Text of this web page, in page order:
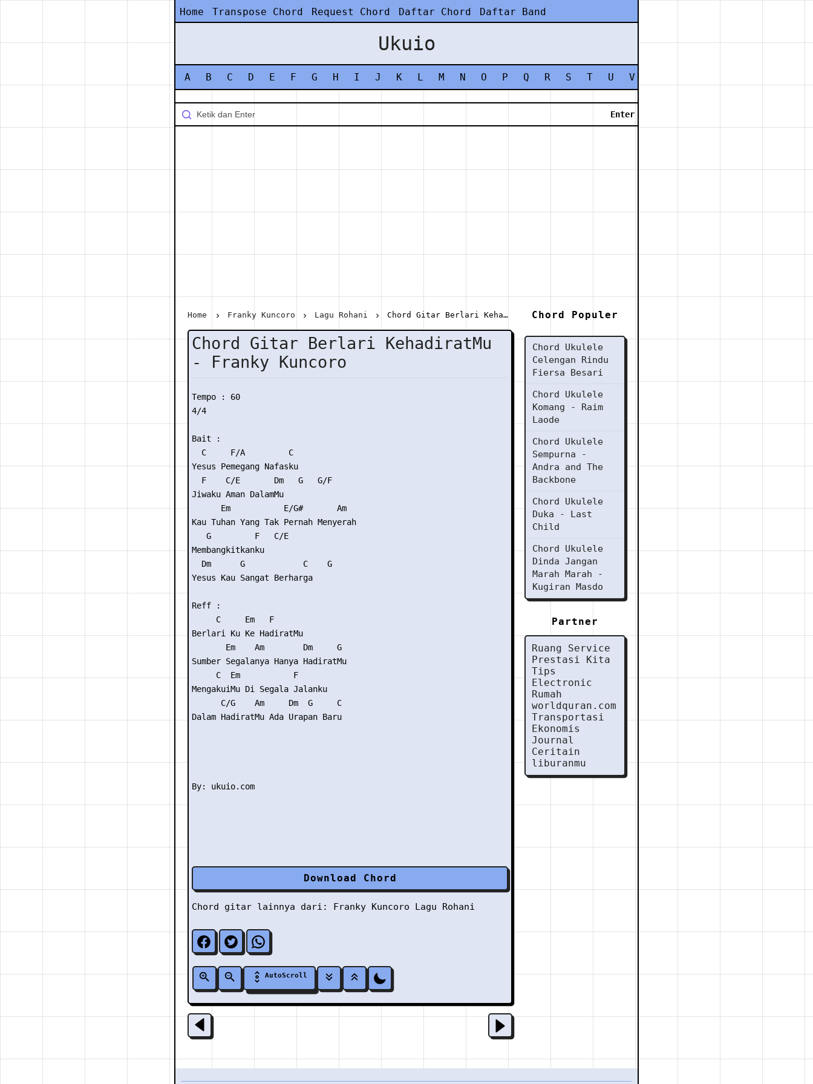
Home Transpose Chord Request Chord Daftar Chord Daftar Band
Ukuio
A B C D E F G H I J K L M N O P Q R S T U V
Home Franky Kuncoro Lagu Rohani Chord Gitar Berlari KehadiratMu - Franky Kuncoro
Chord Gitar Berlari KehadiratMu
- Franky Kuncoro
Tempo : 60
4/4
Bait :
  C     F/A         C
Yesus Pemegang Nafasku
  F    C/E       Dm   G   G/F
Jiwaku Aman DalamMu
      Em           E/G#       Am
Kau Tuhan Yang Tak Pernah Menyerah
   G         F   C/E
Membangkitkanku
  Dm      G            C    G
Yesus Kau Sangat Berharga
Reff :
     C     Em   F
Berlari Ku Ke HadiratMu
       Em    Am        Dm     G
Sumber Segalanya Hanya HadiratMu
     C  Em           F
MengakuiMu Di Segala Jalanku
      C/G    Am     Dm  G     C
Dalam HadiratMu Ada Urapan Baru
Download Chord
Chord gitar lainnya dari: Franky Kuncoro Lagu Rohani
AutoScroll
Chord Populer
Chord Ukulele
Celengan Rindu
Fiersa Besari
Chord Ukulele
Komang - Raim
Laode
Chord Ukulele
Sempurna -
Andra and The
Backbone
Chord Ukulele
Duka - Last
Child
Chord Ukulele
Dinda Jangan
Marah Marah -
Kugiran Masdo
Partner
Ruang Service
Prestasi Kita
Tips
Electronic
Rumah
worldquran.com
Transportasi
Ekonomis
Journal
Ceritain
liburanmu